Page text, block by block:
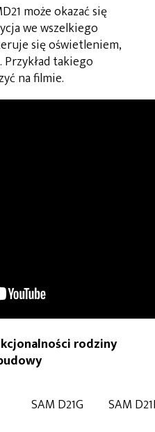
może okazać się
we wszelkiego
się oświetleniem,
Przykład takiego
na filmie.
rodziny
SAM D21G SAM